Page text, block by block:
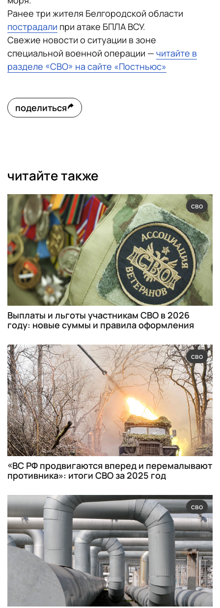
Ранее три жителя Белгородской области
пострадали при атаке БПЛА ВСУ.
Свежие новости о ситуации в зоне
специальной военной операции — читайте в
разделе «СВО» на сайте «Постньюс»
поделиться
читайте также
сво
Выплаты и льготы участникам СВО в 2026
году: новые суммы и правила оформления
сво
«ВС РФ продвигаются вперед и перемалывают
противника»: итоги СВО за 2025 год
сво